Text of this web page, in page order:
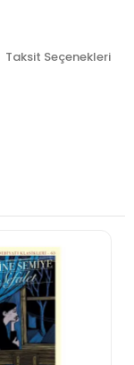
Taksit Seçenekleri